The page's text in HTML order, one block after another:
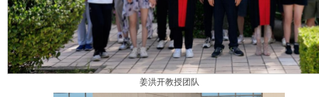
姜洪开教授团队